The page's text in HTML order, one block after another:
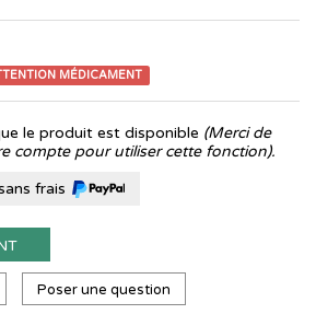
MÉDICAMENT
le produit est disponible (Merci de
compte pour utiliser cette fonction).
frais
Poser une question